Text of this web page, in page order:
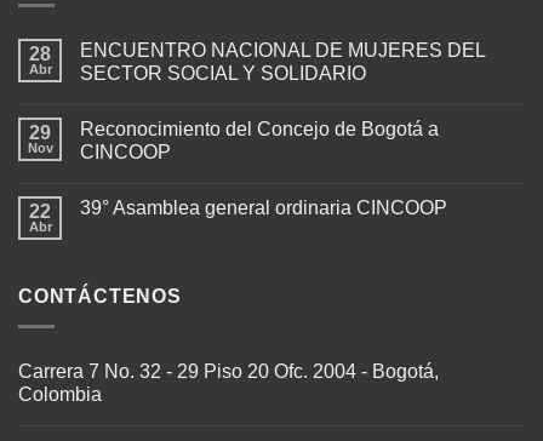
28
Abr
ENCUENTRO NACIONAL DE MUJERES DEL
SECTOR SOCIAL Y SOLIDARIO
29
Nov
Reconocimiento del Concejo de Bogotá a
CINCOOP
22
Abr
39° Asamblea general ordinaria CINCOOP
CONTÁCTENOS
Carrera 7 No. 32 - 29 Piso 20 Ofc. 2004 - Bogotá,
Colombia